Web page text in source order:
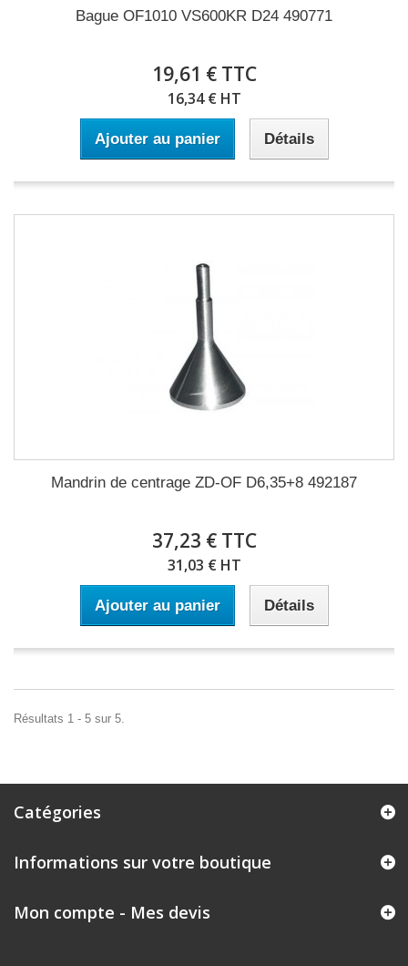
Bague OF1010 VS600KR D24 490771
19,61 € TTC
16,34 € HT
Ajouter au panier Détails
Mandrin de centrage ZD-OF D6,35+8 492187
37,23 € TTC
31,03 € HT
Ajouter au panier Détails
Résultats 1 - 5 sur 5.
Catégories
Informations sur votre boutique
Mon compte - Mes devis